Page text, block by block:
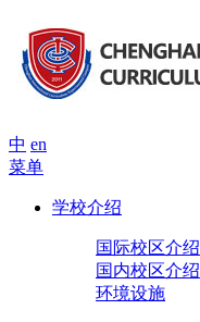
中 en
菜单
学校介绍
国际校区介绍
国内校区介绍
环境设施